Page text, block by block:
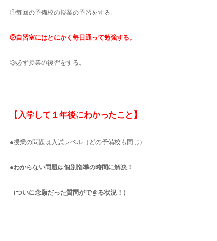
①毎回の予備校の授業の予習をする。
②自習室にはとにかく毎日通って勉強する。
③必ず授業の復習をする。
【入学して１年後にわかったこと】
●授業の問題は入試レベル（どの予備校も同じ）
●わからない問題は個別指導の時間に解決！
（ついに念願だった質問ができる状況！）